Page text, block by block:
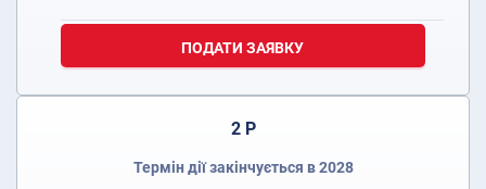
ПОДАТИ ЗАЯВКУ
2 Р
Термін дії закінчується в 2028